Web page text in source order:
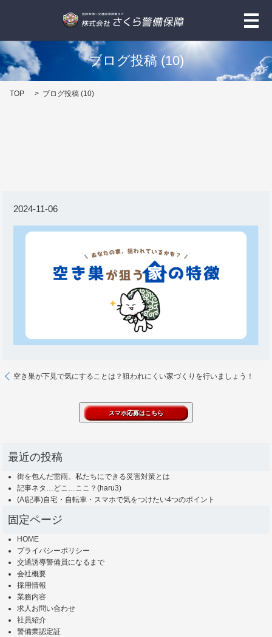
メ
ブログ投稿 (10)
TOP ブログ投稿 (10)
2024-11-06
空き巣が下見で気にすることは？狙われにくい家づくりを行いましょう！
最近の投稿
街を包んだ雷雨。私たちにできる災害対策とは
記事ネタ…どこ…ここ？(haru3)
(AI記事)自宅・自転車・スマホで気をつけたい4つのポイント
固定ページ
HOME
プライバシーポリシー
交通誘導警備員になるまで
会社概要
採用情報
業務内容
求人お問い合わせ
社員紹介
警備業認定証